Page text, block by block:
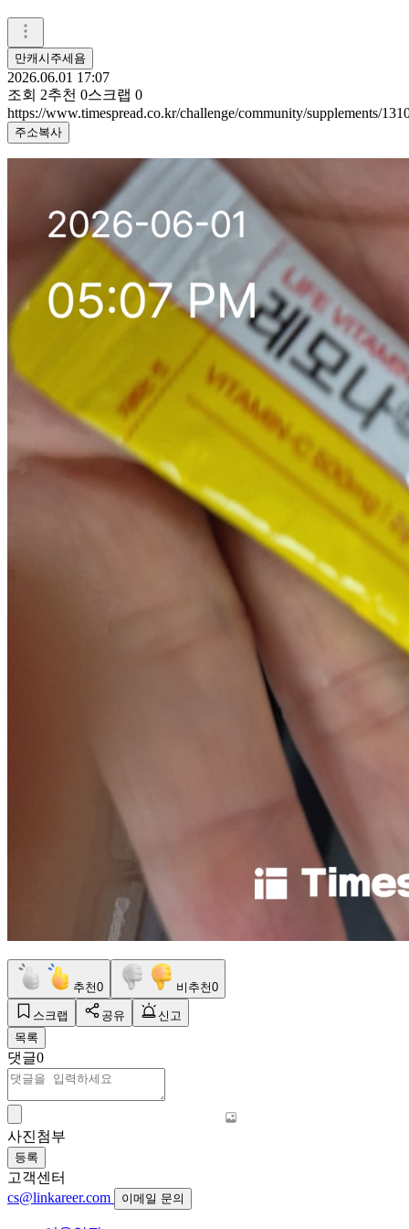
만캐시주세욤
2026.06.01 17:07
조회 2추천 0스크랩 0
https://www.timespread.co.kr/challenge/community/supplements/
주소복사
추천0 비추천0
스크랩 공유
신고
목록
댓글0
사진첨부
등록
고객센터
cs@linkareer.com
이메일 문의